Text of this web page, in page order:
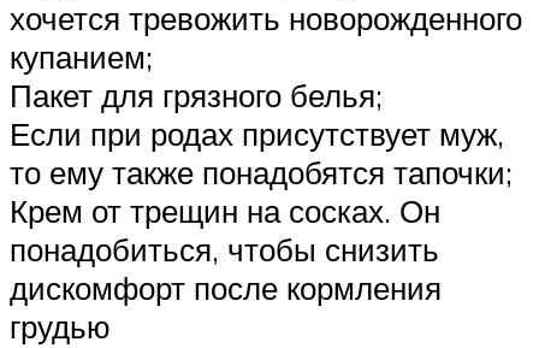
хочется тревожить новорожденного
купанием;
Пакет для грязного белья;
Если при родах присутствует муж,
то ему также понадобятся тапочки;
Крем от трещин на сосках. Он
понадобиться, чтобы снизить
дискомфорт после кормления
грудью